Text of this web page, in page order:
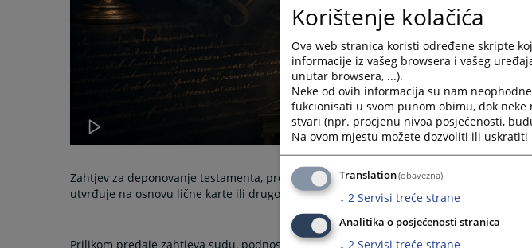
Zahtjev za deponovanje testamenta, predaje se svakom stvarno nadležnom sudu, s
utvrđuje na osnovu lične karte ili drugog identifikacionog dokumenta.
Prilikom predaje zahtjeva sudu, podnosilac je dužan da uplati sudsku taksu u iznosu
Korištenje kolačića
Ova web stranica koristi određene skripte
informacije iz vašeg browsera i vašeg
unutar browsera, ...).
Neke od ovih informacija su nam
fukcionisati u svom punom obimu, dok
stvari (npr. procjenu nivoa posjećenosti,
Na ovom mjestu možete dozvoliti ili
Translation(obavezna)
↓ 2 Servisi treće strane
Analitika o posjećenosti stranica
↓ 2 Servisi treće strane